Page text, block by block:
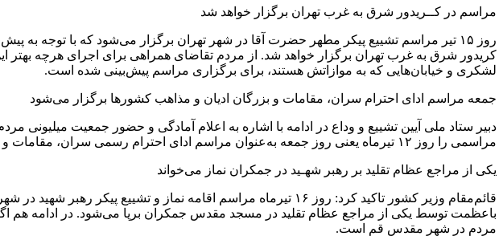
مراسم در کــر‌یدور شرق به غرب تهران برگزار خواهد شد
روز ۱۵ تیر مراسم تشییع پیکر مطهر حضرت آقا در شهر تهران برگزار می‌شود که با توجه
کریدور شرق به غرب تهران برگزار خواهد شد. از مردم تقاضای همراهی برای اجرای هرچه بهتر
لشکری و خیابان‌هایی که به موازاتش هستند، برای برگزاری مراسم پیش‌بینی شده است.
جمعه مراسم ادای احترام سران، مقامات و بزرگان ادیان و مذاهب کشورها برگزار می‌شود
دبیر ستاد ملی آیین تشییع و وداع در ادامه با اشاره به اعلام آمادگی و حضور جمعیت میلیونی
مراسمی را روز ۱۲ تیرماه یعنی روز جمعه به‌عنوان مراسم ادای احترام رسمی سران، مقامات و بزرگان ادیان و مذاهب کشورهای مختلف جهان در تهران خواهیم داشت.
یکی از مراجع عظام تقلید بر رهبر شهـید در جمکران نماز می‌خواند
قائم‌مقام وزیر کشور تاکید کرد: روز ۱۶ تیرماه مراسم اقامه نماز
مردم در شهر مقدس قم است.